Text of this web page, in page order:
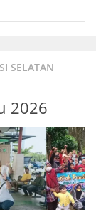
SELATAN
2026